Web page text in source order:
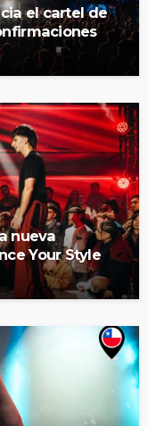
el cartel de
nueva
Your Style